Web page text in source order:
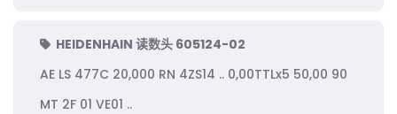
HEIDENHAIN 读数头 605124-02
AE LS 477C 20,000 RN 4ZS14 .. 0,00TTLx5 50,00 90
MT 2F 01 VE01 ..